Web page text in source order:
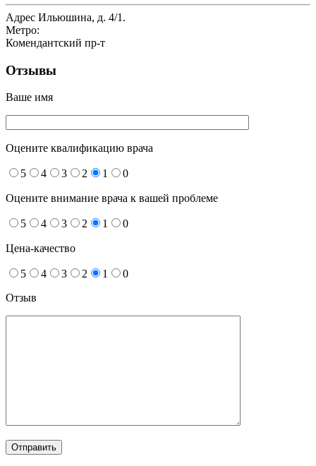
Адрес Ильюшина, д. 4/1.
Метро:
Комендантский пр-т
Отзывы
Ваше имя
Оцените квалификацию врача
5 4 3 2 1 0
Оцените внимание врача к вашей проблеме
5 4 3 2 1 0
Цена-качество
5 4 3 2 1
0
Отзыв